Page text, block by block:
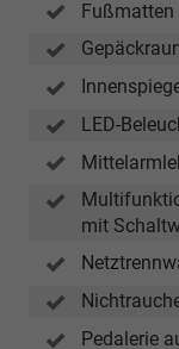
Fußmatten
LED-
mit
Pedalerie